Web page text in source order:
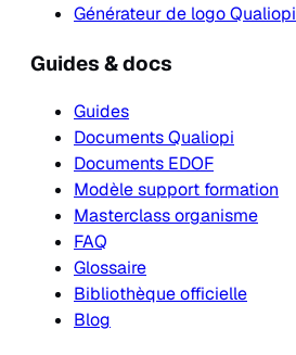
Générateur de logo Qualiopi
Guides & docs
Guides
Documents Qualiopi
Documents EDOF
Modèle support formation
Masterclass organisme
FAQ
Glossaire
Bibliothèque officielle
Blog